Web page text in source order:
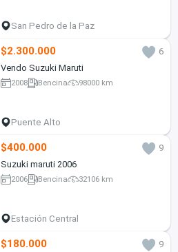
San Pedro de la Paz
$2.300.000
6
Vendo Suzuki Maruti
2008 Bencina 98000 km
Puente Alto
$400.000
9
Suzuki maruti 2006
2006 Bencina 32106 km
Estación Central
$180.000
9